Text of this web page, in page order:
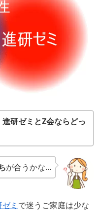
進研ゼミとZ会ならどっ
が合うかな…
ミ で迷うご家庭は少な